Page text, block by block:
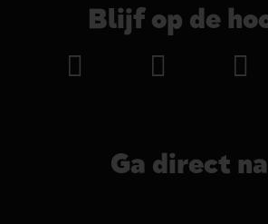
Blijf op de
Ga direct